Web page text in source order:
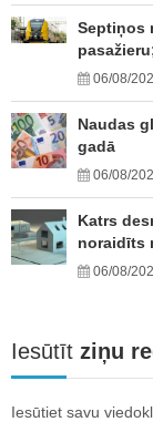
Septiņos
06/08/
Naudas
gadā
06/08/
Katrs
noraidīts
06/08/
Iesūtīt ziņu
Iesūtiet savu